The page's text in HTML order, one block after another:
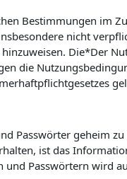
Bestimmungen im
nicht
Die*Der
die
Passwörter geheim
ist das
Passwörtern wird